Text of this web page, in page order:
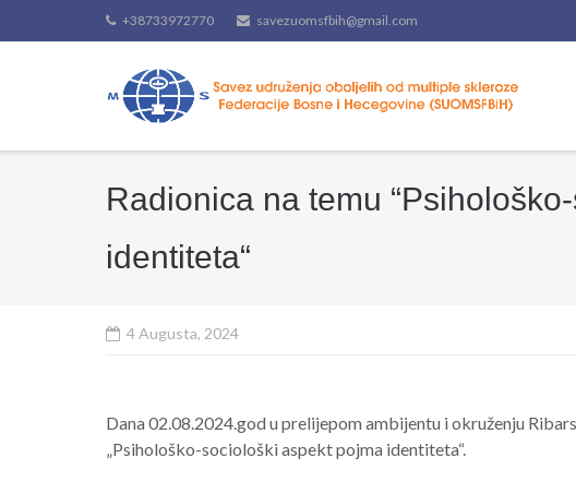
to
+38733972770 savezuomsfbih@gmail.com
Radionica na temu
identiteta“
4 Augusta, 2024
Dana 02.08.2024.god u prelijepom ambijentu i okruženju
„Psihološko-sociološki aspekt pojma identiteta“.